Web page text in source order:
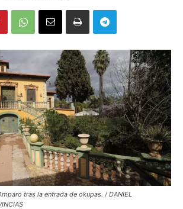
tras la entrada de okupas. / DANIEL